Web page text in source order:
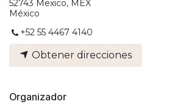
52743 Mexico, MEX
México
+52 55 4467 4140
Obtener direcciones
Organizador